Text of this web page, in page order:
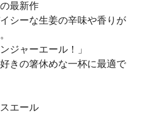
最新作
シーな生姜の辛味や香りが
ジャーエール！」
きの箸休めな一杯に最適で
ール